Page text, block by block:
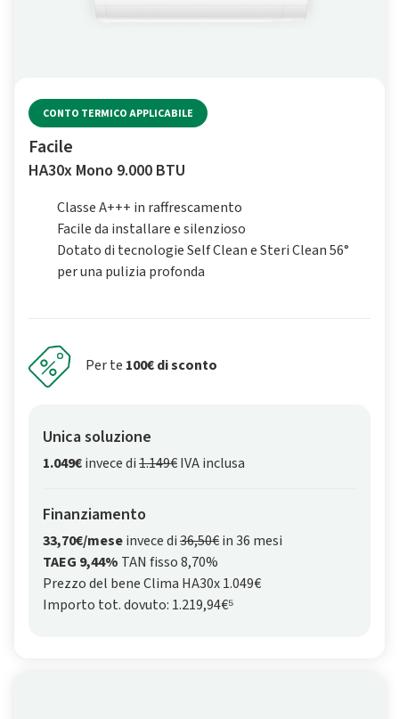
CONTO TERMICO APPLICABILE
Facile
HA30x Mono 9.000 BTU
Classe A+++ in raffrescamento
Facile da installare e silenzioso
Dotato di tecnologie Self Clean e Steri Clean 56°
per una pulizia profonda
Per te 100€ di sconto
Unica soluzione
1.049€invece di1.149€IVA inclusa
Finanziamento
33,70€/meseinvece di36,50€in 36 mesi
TAEG 9,44% TAN fisso 8,70%
Prezzo del bene Clima HA30x 1.049€
Importo tot. dovuto: 1.219,94€⁵